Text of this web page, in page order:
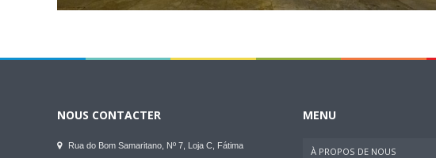
NOUS CONTACTER
Rua do Bom Samaritano, Nº 7, Loja C, Fátima
MENU
À PROPOS DE NOUS